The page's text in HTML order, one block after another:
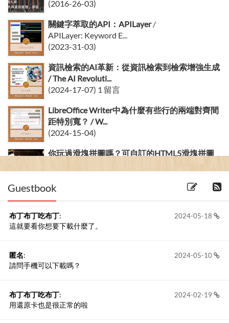
(2016-26-03)
關鍵字萃取的API：APILayer/
APILayer: Keyword E...
(2023-31-03)
資訊檢索的AI革新：從資訊檢索到檢索增強生成
/ The AI Revoluti...
(2024-17-07) 1 留言
LibreOffice Writer中為什麼有些行的兩端對齊間
距特別寬？ / W...
(2024-15-04)
你玩過滑塊拼圖嗎？可自訂的HTML5滑塊拼圖
Guestbook
2024-05-18
布丁布丁吃布丁:
這就要看你想要下載什麼了。
2024-05-10
匿名:
請問手機可以下載嗎？
2024-02-19
布丁布丁吃布丁:
用還原卡也是很正常的啦